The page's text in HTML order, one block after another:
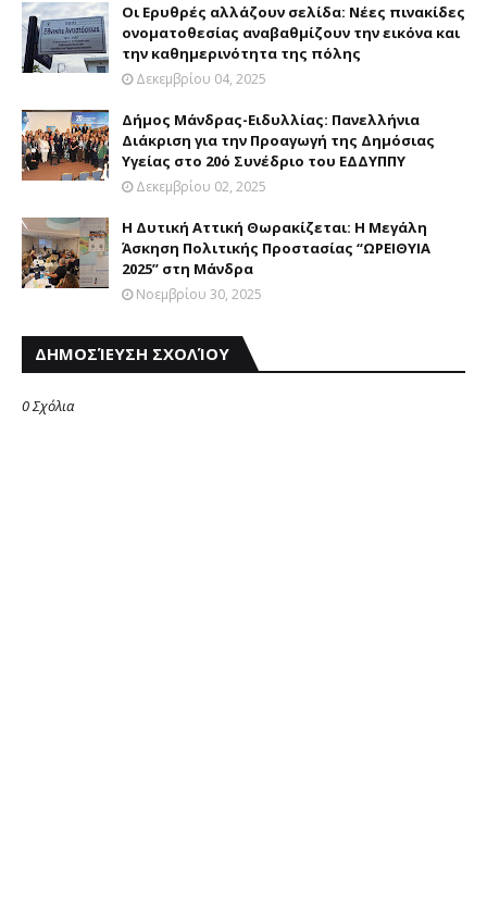
Οι Ερυθρές αλλάζουν σελίδα: Νέες πινακίδες
ονοματοθεσίας αναβαθμίζουν την εικόνα και
την καθημερινότητα της πόλης
Δεκεμβρίου 04, 2025
Δήμος Μάνδρας-Ειδυλλίας: Πανελλήνια
Διάκριση για την Προαγωγή της Δημόσιας
Υγείας στο 20ό Συνέδριο του ΕΔΔΥΠΠΥ
Δεκεμβρίου 02, 2025
Η Δυτική Αττική Θωρακίζεται: Η Μεγάλη
Άσκηση Πολιτικής Προστασίας “ΩΡΕΙΘΥΙΑ
2025” στη Μάνδρα
Νοεμβρίου 30, 2025
ΔΗΜΟΣΊΕΥΣΗ ΣΧΟΛΊΟΥ
0 Σχόλια